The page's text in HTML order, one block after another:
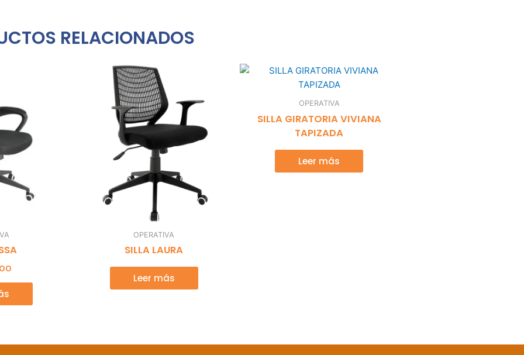
RELACIONADOS
OPERATIVA
SILLA LAURA
Leer más
OPERATIVA
SILLA GIRATORIA VIVIANA
TAPIZADA
Leer más